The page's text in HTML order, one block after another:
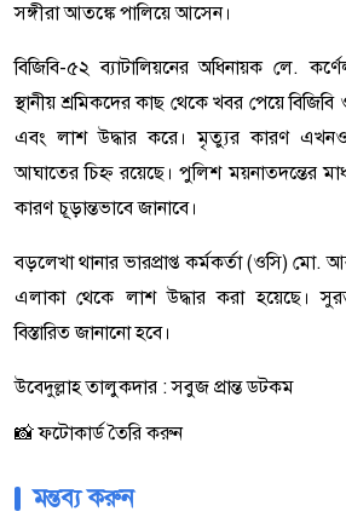
সঙ্গীরা আতঙ্কে পালিয়ে আসেন।
বিজিবি-৫২ ব্যাটালিয়নের অধিনায়ক লে.
স্থানীয় শ্রমিকদের কাছ থেকে খবর পেয়ে
এবং লাশ উদ্ধার করে। মৃত্যুর কারণ
আঘাতের চিহ্ন রয়েছে। পুলিশ ময়নাতদন্তের
কারণ চূড়ান্তভাবে জানাবে।
বড়লেখা থানার ভারপ্রাপ্ত কর্মকর্তা (ওসি)
এলাকা থেকে লাশ উদ্ধার করা হয়েছে।
বিস্তারিত জানানো হবে।
উবেদুল্লাহ তালুকদার : সবুজ প্রান্ত ডটকম
📸 ফটোকার্ড তৈরি করুন
মন্তব্য করুন